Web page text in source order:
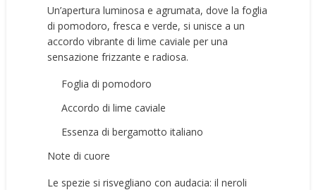
Un’apertura luminosa e agrumata, dove la foglia
di pomodoro, fresca e verde, si unisce a un
accordo vibrante di lime caviale per una
sensazione frizzante e radiosa.
Foglia di pomodoro
Accordo di lime caviale
Essenza di bergamotto italiano
Note di cuore
Le spezie si risvegliano con audacia: il neroli